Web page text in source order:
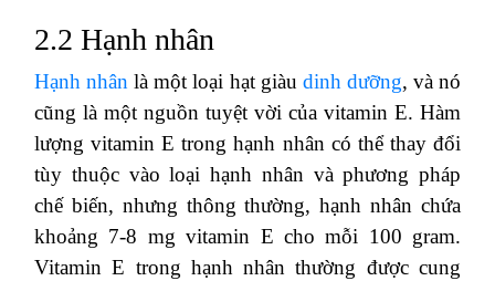
2.2 Hạnh nhân
Hạnh nhân là một loại hạt giàu dinh dưỡng, và nó
cũng là một nguồn tuyệt vời của vitamin E. Hàm
lượng vitamin E trong hạnh nhân có thể thay đổi
tùy thuộc vào loại hạnh nhân và phương pháp
chế biến, nhưng thông thường, hạnh nhân chứa
khoảng 7-8 mg vitamin E cho mỗi 100 gram.
Vitamin E trong hạnh nhân thường được cung